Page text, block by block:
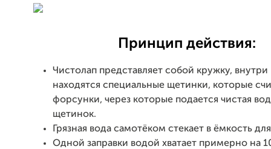
Принцип действия:
Чистолап представляет собой кружку,
находятся специальные щетинки, которые
форсунки, через которые подается чистая
щетинок.
Грязная вода самотёком стекает в ёмкость
Одной заправки водой хватает примерно на